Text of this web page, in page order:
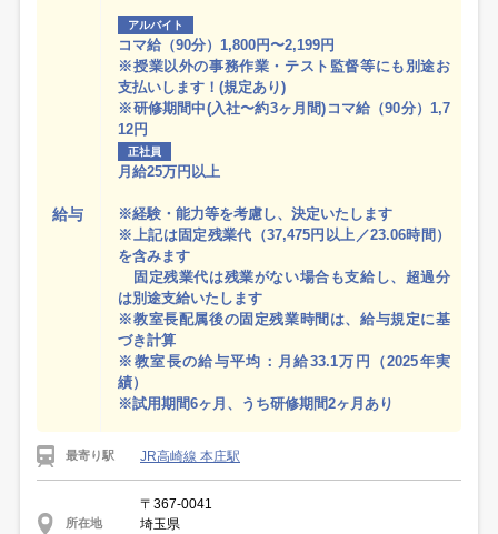
給与
アルバイト
コマ給（90分）1,800円〜2,199円
※授業以外の事務作業・テスト監督等にも別途お
支払いします！(規定あり)
※研修期間中(入社〜約3ヶ月間)コマ給（90分）1,7
12円
正社員
月給25万円以上
※経験・能力等を考慮し、決定いたします
※上記は固定残業代（37,475円以上／23.06時間）
を含みます
固定残業代は残業がない場合も支給し、超過分
は別途支給いたします
※教室長配属後の固定残業時間は、給与規定に基
づき計算
※教室長の給与平均：月給33.1万円（2025年実
績）
※試用期間6ヶ月、うち研修期間2ヶ月あり
最寄り駅 JR高崎線 本庄駅
所在地
〒367-0041
埼玉県